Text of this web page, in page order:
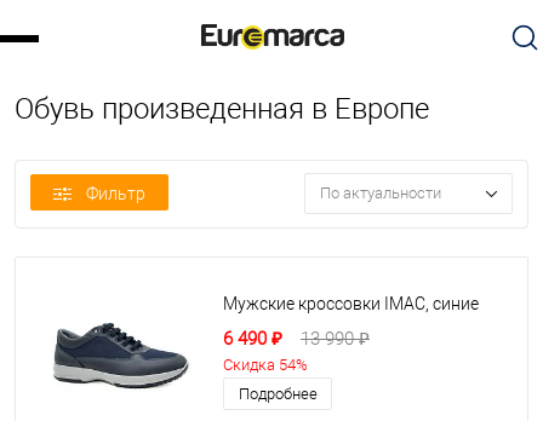
Обувь произведенная в Европе
Фильтр По актуальности
Мужские кроссовки IMAC, синие
6 490 ₽ 13 990 ₽
Скидка 54%
Подробнее